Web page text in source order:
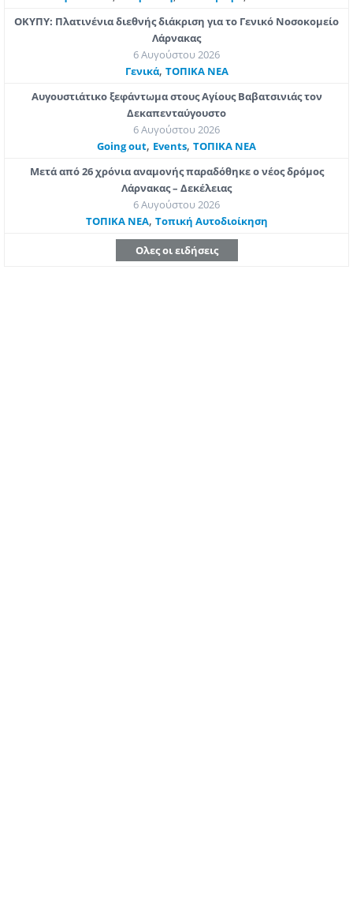
ΟΚΥΠΥ: Πλατινένια διεθνής διάκριση για το Γενικό Νοσοκομείο
Λάρνακας
6 Αυγούστου 2026
Γενικά, ΤΟΠΙΚΑ ΝΕΑ
Αυγουστιάτικο ξεφάντωμα στους Αγίους Βαβατσινιάς τον
Δεκαπενταύγουστο
6 Αυγούστου 2026
Going out, Εvents, ΤΟΠΙΚΑ ΝΕΑ
Μετά από 26 χρόνια αναμονής παραδόθηκε ο νέος δρόμος
Λάρνακας – Δεκέλειας
6 Αυγούστου 2026
ΤΟΠΙΚΑ ΝΕΑ, Τοπική Αυτοδιοίκηση
Ολες οι ειδήσεις